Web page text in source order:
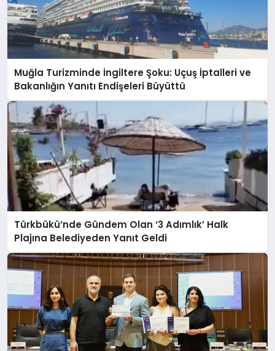
Muğla Turizminde İngiltere Şoku: Uçuş İptalleri ve
Bakanlığın Yanıtı Endişeleri Büyüttü
Türkbükü’nde Gündem Olan ‘3 Adımlık’ Halk
Plajına Belediyeden Yanıt Geldi